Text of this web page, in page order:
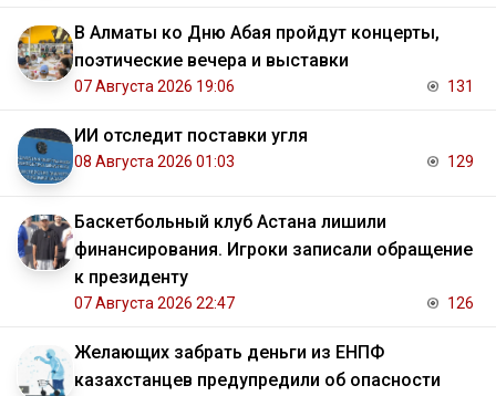
В Алматы ко Дню Абая пройдут концерты,
поэтические вечера и выставки
07 Августа 2026 19:06 131
ИИ отследит поставки угля
08 Августа 2026 01:03 129
Баскетбольный клуб Астана лишили
финансирования. Игроки записали обращение
к президенту
07 Августа 2026 22:47 126
Желающих забрать деньги из ЕНПФ
казахстанцев предупредили об опасности